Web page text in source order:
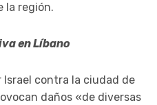
la región.
en Líbano
Israel contra la ciudad de
daños «de diversas